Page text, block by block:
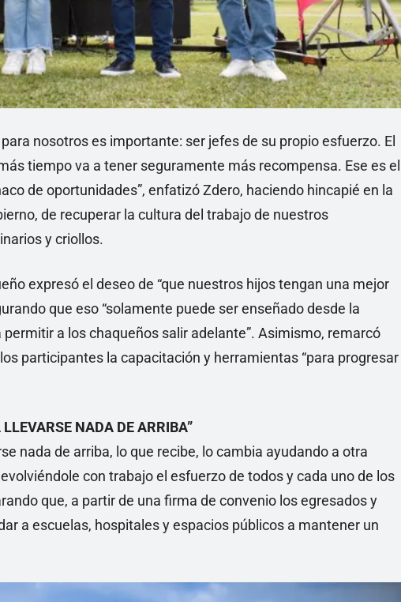
nosotros es importante: ser jefes de su propio esfuerzo. El
tiempo va a tener seguramente más recompensa. Ese es el
de oportunidades”, enfatizó Zdero, haciendo hincapié en la
de recuperar la cultura del trabajo de nuestros
y criollos.
expresó el deseo de “que nuestros hijos tengan una mejor
que eso “solamente puede ser enseñado desde la
a los chaqueños salir adelante”. Asimismo, remarcó
participantes la capacitación y herramientas “para progresar
NADA DE ARRIBA”
nada de arriba, lo que recibe, lo cambia ayudando a otra
con trabajo el esfuerzo de todos y cada uno de los
que, a partir de una firma de convenio los egresados y
a escuelas, hospitales y espacios públicos a mantener un